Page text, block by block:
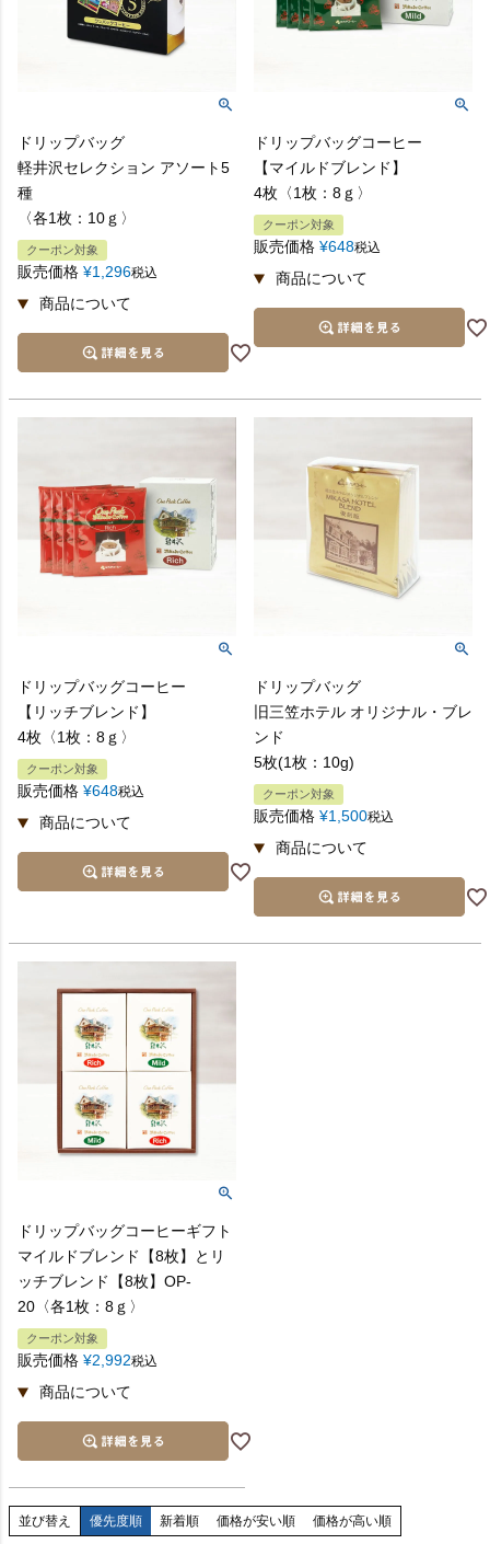
ドリップバッグ
軽井沢セレクション アソート5
種
〈各1枚：10ｇ〉
クーポン対象
販売価格 ¥1,296税込
ドリップバッグコーヒー
【マイルドブレンド】
4枚〈1枚：8ｇ〉
クーポン対象
販売価格 ¥648税込
ドリップバッグコーヒー
【リッチブレンド】
4枚〈1枚：8ｇ〉
クーポン対象
販売価格 ¥648税込
ドリップバッグ
旧三笠ホテル オリジナル・ブレ
ンド
5枚(1枚：10g)
クーポン対象
販売価格 ¥1,500税込
ドリップバッグコーヒーギフト
マイルドブレンド【8枚】とリ
ッチブレンド【8枚】OP-
20〈各1枚：8ｇ〉
クーポン対象
販売価格 ¥2,992税込
並び替え 優先度順 新着順 価格が安い順 価格が高い順